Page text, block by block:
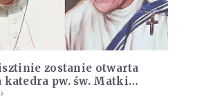
zostanie otwarta
katedra pw. św. Matki